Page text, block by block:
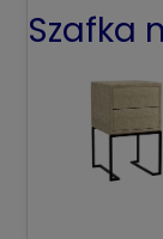
Szafka